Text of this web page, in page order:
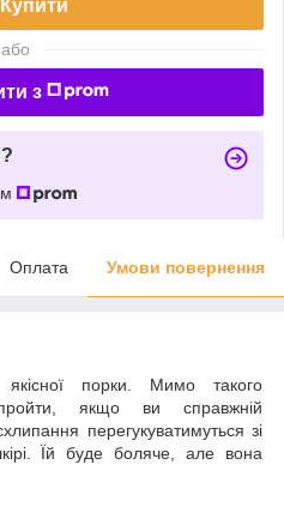
Купити
або
з
Оплата Умови повернення
порки. Мимо такого
якщо ви справжній
перегукуватимуться зі
Їй буде боляче, але вона